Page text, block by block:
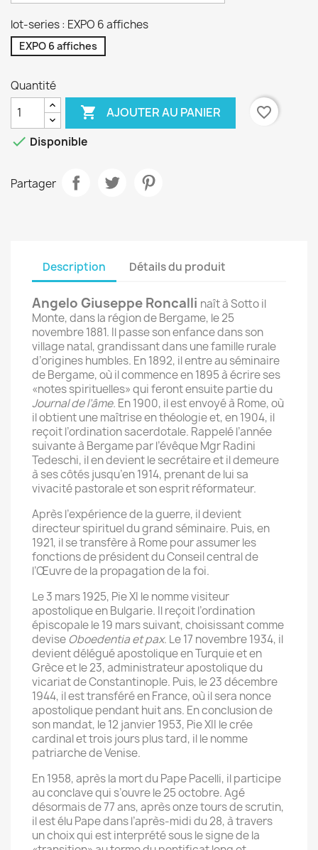
lot-series : EXPO 6 affiches
EXPO 6 affiches
Quantité
 AJOUTER AU PANIER
favorite_border
 Disponible
Partager
Description Détails du produit
Angelo Giuseppe Roncalli naît à Sotto il
Monte, dans la région de Bergame, le 25
novembre 1881. Il passe son enfance dans son
village natal, grandissant dans une famille rurale
d’origines humbles. En 1892, il entre au séminaire
de Bergame, où il commence en 1895 à écrire ses
«notes spirituelles» qui feront ensuite partie du
Journal de l’âme. En 1900, il est envoyé à Rome, où
il obtient une maîtrise en théologie et, en 1904, il
reçoit l’ordination sacerdotale. Rappelé l’année
suivante à Bergame par l’évêque Mgr Radini
Tedeschi, il en devient le secrétaire et il demeure
à ses côtés jusqu’en 1914, prenant de lui sa
vivacité pastorale et son esprit réformateur.
Après l’expérience de la guerre, il devient
directeur spirituel du grand séminaire. Puis, en
1921, il se transfère à Rome pour assumer les
fonctions de président du Conseil central de
l’Œuvre de la propagation de la foi.
Le 3 mars 1925, Pie XI le nomme visiteur
apostolique en Bulgarie. Il reçoit l’ordination
épiscopale le 19 mars suivant, choisissant comme
devise Oboedentia et pax. Le 17 novembre 1934, il
devient délégué apostolique en Turquie et en
Grèce et le 23, administrateur apostolique du
vicariat de Constantinople. Puis, le 23 décembre
1944, il est transféré en France, où il sera nonce
apostolique pendant huit ans. En conclusion de
son mandat, le 12 janvier 1953, Pie XII le crée
cardinal et trois jours plus tard, il le nomme
patriarche de Venise.
En 1958, après la mort du Pape Pacelli, il participe
au conclave qui s’ouvre le 25 octobre. Agé
désormais de 77 ans, après onze tours de scrutin,
il est élu Pape dans l’après-midi du 28, à travers
un choix qui est interprété sous le signe de la